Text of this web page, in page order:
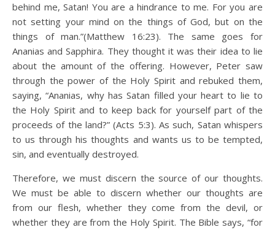
behind me, Satan! You are a hindrance to me. For you are
not setting your mind on the things of God, but on the
things of man.”(Matthew 16:23). The same goes for
Ananias and Sapphira. They thought it was their idea to lie
about the amount of the offering. However, Peter saw
through the power of the Holy Spirit and rebuked them,
saying, “Ananias, why has Satan filled your heart to lie to
the Holy Spirit and to keep back for yourself part of the
proceeds of the land?” (Acts 5:3). As such, Satan whispers
to us through his thoughts and wants us to be tempted,
sin, and eventually destroyed.
Therefore, we must discern the source of our thoughts.
We must be able to discern whether our thoughts are
from our flesh, whether they come from the devil, or
whether they are from the Holy Spirit. The Bible says, “for